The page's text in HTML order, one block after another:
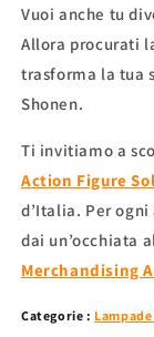
Vuoi anche tu
Allora procurati
trasforma la tua
Shonen.
Ti invitiamo a
Action Figure
d’Italia. Per
dai un’occhiata
Merchandising
Categorie : Lampade